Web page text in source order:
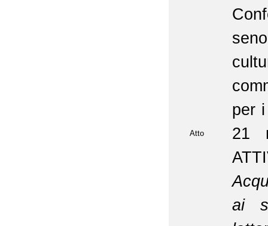
Atto
per
21
ai